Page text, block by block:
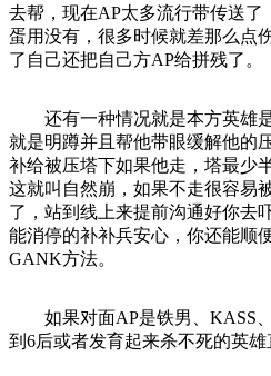
去帮，现在AP太多流行带传送
蛋用没有，很多时候就差那么点
了自己还把自己方AP给拼残了。
还有一种情况就是本方英雄是
就是明蹲并且帮他带眼缓解他的
补给被压塔下如果他走，塔最少
这就叫自然崩，如果不走很容易
了，站到线上来提前沟通好你去
能消停的补补兵安心，你还能顺
GANK方法。
如果对面AP是铁男、KASS、
到6后或者发育起来杀不死的英雄